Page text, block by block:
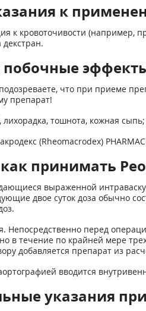
к
к кровоточивости (например,
что при приеме
препарат!
лихорадка, тошнота, кожная
(Rheomacrodex)
принимать
выраженной
двое суток доза обычно
Непосредственно перед
в течение по крайней мере
добавляется препарат из
вводится
указания